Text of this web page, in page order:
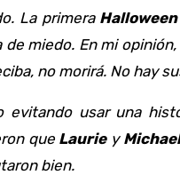
La primera Halloween
de miedo. En mi opinión,
no morirá. No hay
evitando usar una
que Lauriey
bien.